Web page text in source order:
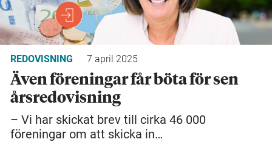
REDOVISNING 7 april 2025
Även föreningar får böta för sen
årsredovisning
– Vi har skickat brev till cirka 46 000
föreningar om att skicka in…